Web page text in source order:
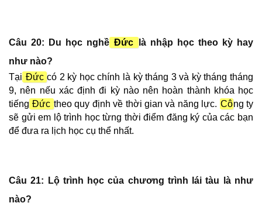
Câu 20: Du học nghề Đức
là nhập học theo kỳ hay
như nào?
Tại Đức có 2 kỳ học chính là kỳ tháng 3 và kỳ tháng tháng
9, nên nếu xác định đi kỳ nào nên hoàn thành khóa học
tiếng Đức theo quy định về thời gian và năng lực. Công ty
sẽ gửi em lộ trình học từng thời điểm đăng ký của các bạn
để đưa ra lịch học cụ thể nhất.
Câu 21: Lộ trình học của chương trình lái tàu là như
nào?